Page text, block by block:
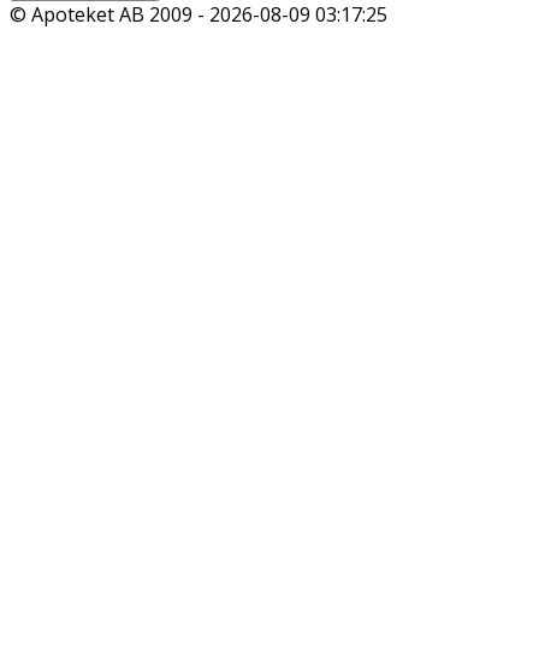
© Apoteket AB 2009 - 2026-08-09 03:17:25